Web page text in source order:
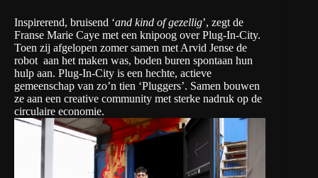
Inspirerend, bruisend ‘and kind of gezellig’, zegt de
Franse Marie Caye met een knipoog over Plug-In-City.
Toen zij afgelopen zomer samen met Arvid Jense de
robot aan het maken was, boden buren spontaan hun
hulp aan. Plug-In-City is een hechte, actieve
gemeenschap van zo’n tien ‘Pluggers’. Samen bouwen
ze aan een creative community met sterke nadruk op de
circulaire economie.